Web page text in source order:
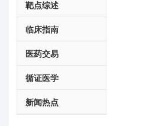
靶点综述
临床指南
医药交易
循证医学
新闻热点